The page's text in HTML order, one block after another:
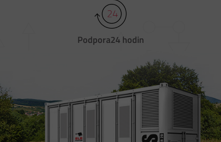
Podpora24 hodin